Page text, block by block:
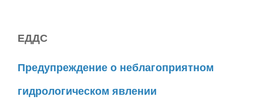
ЕДДС
Предупреждение о неблагоприятном
гидрологическом явлении